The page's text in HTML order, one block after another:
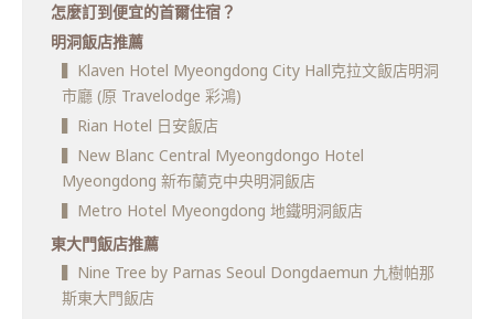
怎麼訂到便宜的首爾住宿？
明洞飯店推薦
▍Klaven Hotel Myeongdong City Hall克拉文飯店明洞
市廳 (原 Travelodge 彩鴻)
▍Rian Hotel 日安飯店
▍New Blanc Central Myeongdongo Hotel
Myeongdong 新布蘭克中央明洞飯店
▍Metro Hotel Myeongdong 地鐵明洞飯店
東大門飯店推薦
▍Nine Tree by Parnas Seoul Dongdaemun 九樹帕那
斯東大門飯店